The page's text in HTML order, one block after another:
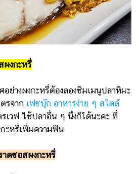
ผงกะหรี่
ย่างผงกะหรี่ต้องลองชิมเมนูปลาหิมะ
รจาก เฟซบุ๊ก อาหารง่าย ๆ สไตล์
เวฟ ใช้ปลาอื่น ๆ นึ่งก็ได้นะคะ ที่
ะหรี่เพิ่มความฟิน
ดซอสผงกะหรี่